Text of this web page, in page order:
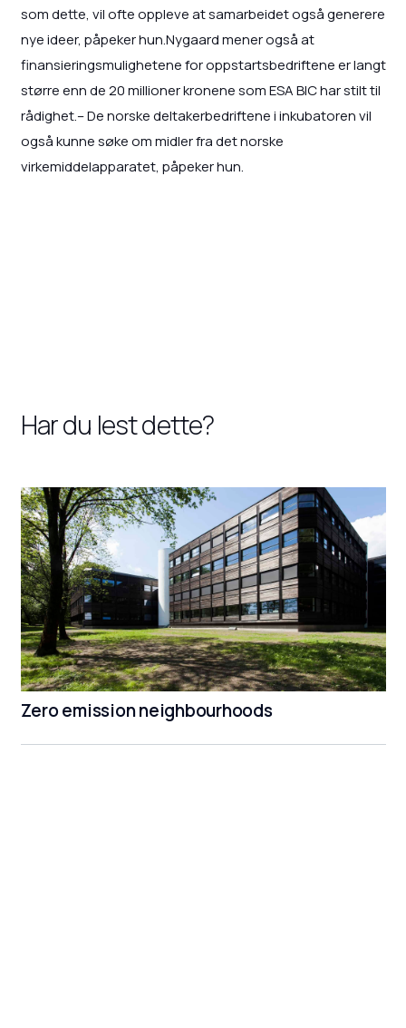
som dette, vil ofte oppleve at samarbeidet også generere
nye ideer, påpeker hun.Nygaard mener også at
finansieringsmulighetene for oppstartsbedriftene er langt
større enn de 20 millioner kronene som ESA BIC har stilt til
rådighet.– De norske deltakerbedriftene i inkubatoren vil
også kunne søke om midler fra det norske
virkemiddelapparatet, påpeker hun.
Har du lest dette?
Zero emission neighbourhoods